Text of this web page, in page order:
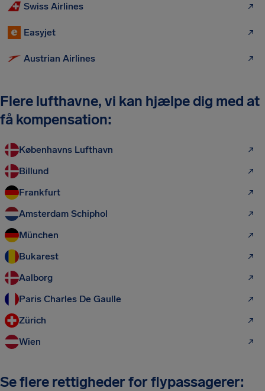
Swiss Airlines
Easyjet
Austrian Airlines
Flere lufthavne, vi kan hjælpe dig med at
få kompensation:
Københavns Lufthavn
Billund
Frankfurt
Amsterdam Schiphol
München
Bukarest
Aalborg
Paris Charles De Gaulle
Zürich
Wien
Se flere rettigheder for flypassagerer: